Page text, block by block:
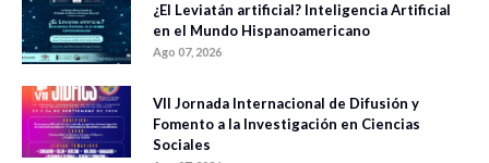
¿El Leviatán artificial? Inteligencia Artificial
en el Mundo Hispanoamericano
Ago 07, 2026
VII Jornada Internacional de Difusión y
Fomento a la Investigación en Ciencias
Sociales